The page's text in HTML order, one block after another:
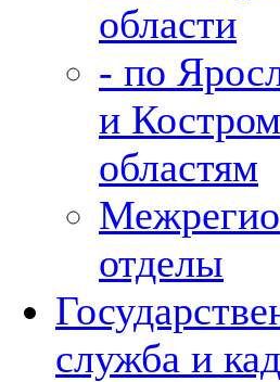
области
- по
и
областям
отделы
служба и